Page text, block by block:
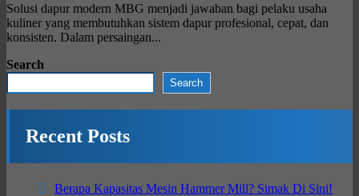
Solusi dapur modern MBG menjadi jawaban bagi pelaku usaha
kuliner yang membutuhkan sistem dapur profesional, cepat, dan
konsisten. Dalam persaingan...
Search
Search
Recent Posts
Berapa Kapasitas Mesin Hammer Mill? Simak Di Sini!